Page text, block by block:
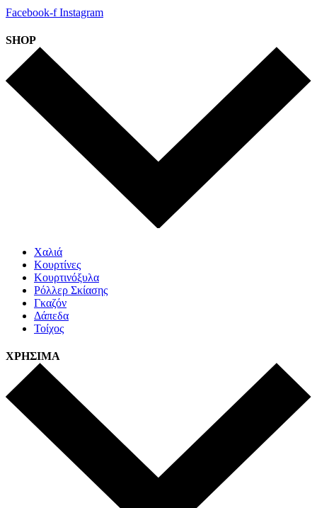
Facebook-f Instagram
SHOP
Χαλιά
Κουρτίνες
Κουρτινόξυλα
Ρόλλερ Σκίασης
Γκαζόν
Δάπεδα
Τοίχος
ΧΡΗΣΙΜΑ